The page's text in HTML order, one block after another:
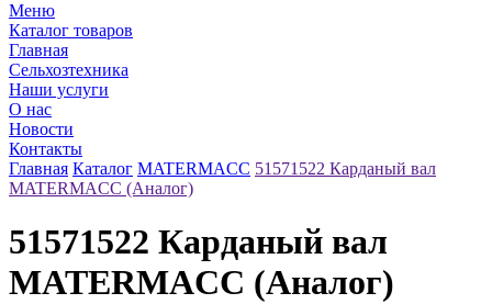
Меню
Каталог товаров
Главная
Сельхозтехника
Наши услуги
О нас
Новости
Контакты
Главная Каталог MATERMACC 51571522 Карданый вал
MATERMACC (Аналог)
51571522 Карданый вал
MATERMACC (Аналог)